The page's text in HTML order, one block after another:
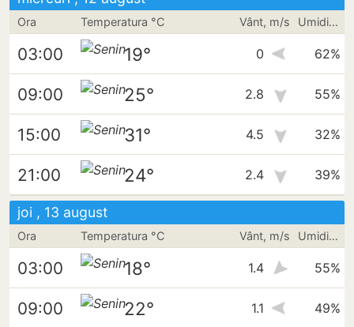
Ora Temperatura °C Vânt, m/s Umiditate
03:00 19° 0 62%
09:00 25° 2.8 55%
15:00 31° 4.5 32%
21:00 24° 2.4 39%
joi , 13 august
Ora Temperatura °C Vânt, m/s Umiditate
03:00 18° 1.4 55%
09:00 22° 1.1 49%